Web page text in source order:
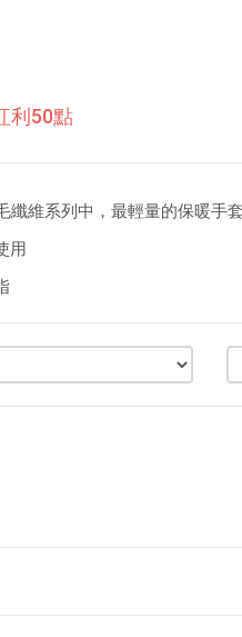
利50點
纖維系列中，最輕量的保暖手
用